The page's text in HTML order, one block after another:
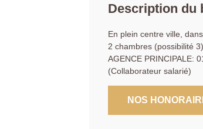
Description du
En plein centre ville,
2 chambres (possibilité
AGENCE PRINCIPALE:
(Collaborateur salarié)
NOS